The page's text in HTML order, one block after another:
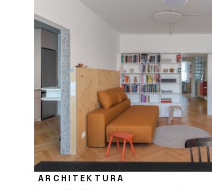
ARCHITEKTURA